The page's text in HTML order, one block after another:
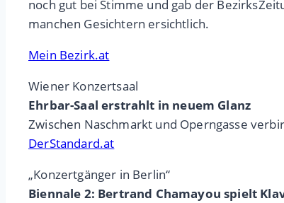
noch gut bei Stimme und gab der
manchen Gesichtern ersichtlich.
Mein Bezirk.at
Wiener Konzertsaal
Ehrbar-Saal erstrahlt in neuem Glanz
Zwischen Naschmarkt und Operngasse
DerStandard.at
„Konzertgänger in Berlin“
Biennale 2: Bertrand Chamayou spielt